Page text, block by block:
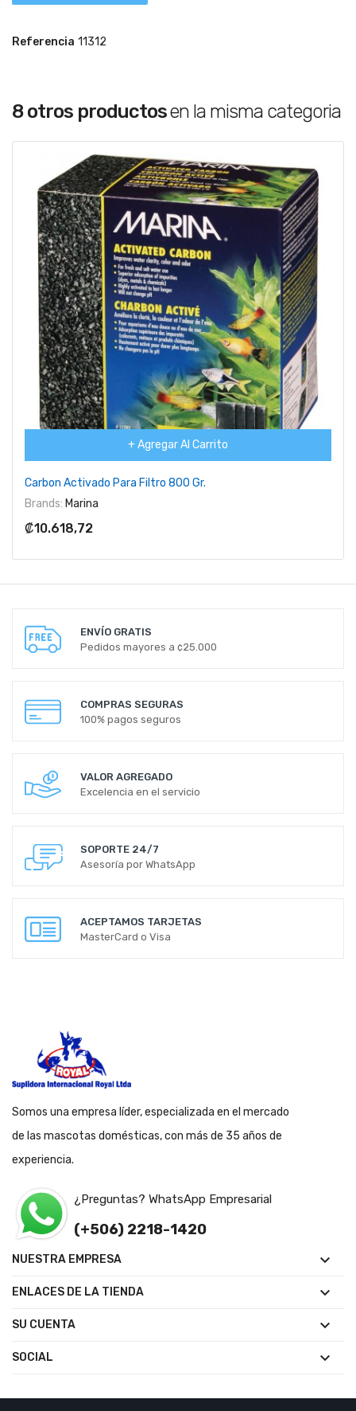
Referencia 11312
8 otros productosen la misma categoria
+ Agregar Al Carrito
Carbon Activado Para Filtro 800 Gr.
Brands: Marina
₡10.618,72
ENVÍO GRATIS
Pedidos mayores a ¢25.000
COMPRAS SEGURAS
100% pagos seguros
VALOR AGREGADO
Excelencia en el servicio
SOPORTE 24/7
Asesoría por WhatsApp
ACEPTAMOS TARJETAS
MasterCard o Visa
Somos una empresa líder, especializada en el mercado
de las mascotas domésticas, con más de 35 años de
experiencia.
¿Preguntas? WhatsApp Empresarial
(+506) 2218-1420
NUESTRA EMPRESA 
ENLACES DE LA TIENDA 
SU CUENTA 
SOCIAL 